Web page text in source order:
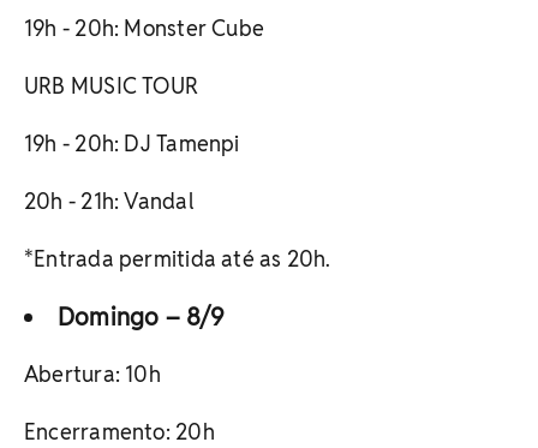
19h - 20h: Monster Cube
URB MUSIC TOUR
19h - 20h: DJ Tamenpi
20h - 21h: Vandal
*Entrada permitida até as 20h.
Domingo – 8/9
Abertura: 10h
Encerramento: 20h